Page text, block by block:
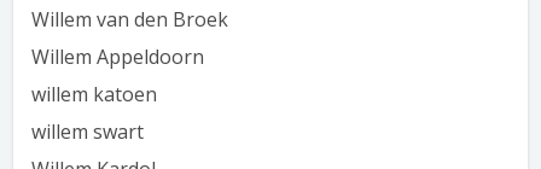
Willem van den Broek
Willem Appeldoorn
willem katoen
willem swart